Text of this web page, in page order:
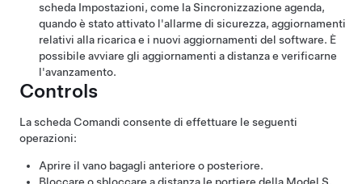
scheda Impostazioni, come la Sincronizzazione agenda,
quando è stato attivato l'allarme di sicurezza, aggiornamenti
relativi alla ricarica e i nuovi aggiornamenti del software. È
possibile avviare gli aggiornamenti a distanza e verificarne
l'avanzamento.
Controls
La scheda Comandi consente di effettuare le seguenti
operazioni:
Aprire il vano bagagli anteriore o posteriore.